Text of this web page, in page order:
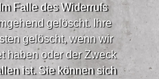
Falle des Widerrufs
gelöscht. Ihre
gelöscht, wenn wir
haben oder der Zweck
ist. Sie können sich